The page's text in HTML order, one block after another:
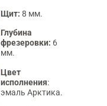
Щит: 8 мм.
Глубина
фрезеровки: 6
мм.
Цвет
исполнения:
эмаль Арктика.